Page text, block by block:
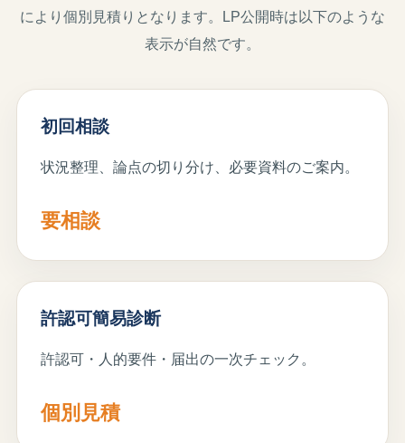
により個別見積りとなります。LP公開時は以下のような
表示が自然です。
初回相談
状況整理、論点の切り分け、必要資料のご案内。
要相談
許認可簡易診断
許認可・人的要件・届出の一次チェック。
個別見積